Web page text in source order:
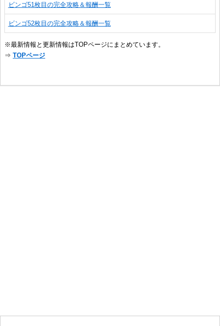
ビンゴ51枚目の完全攻略＆報酬一覧
ビンゴ52枚目の完全攻略＆報酬一覧
※最新情報と更新情報はTOPページにまとめています。
⇒ TOPページ